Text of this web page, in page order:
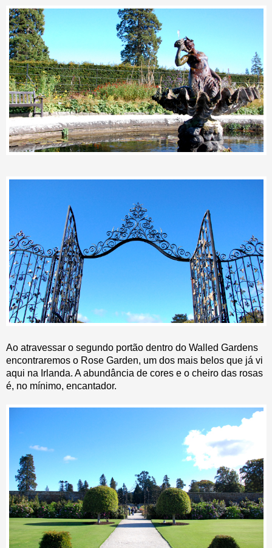
Ao atravessar o segundo portão dentro do Walled Gardens
encontraremos o Rose Garden, um dos mais belos que já vi
aqui na Irlanda. A abundância de cores e o cheiro das rosas
é, no mínimo, encantador.